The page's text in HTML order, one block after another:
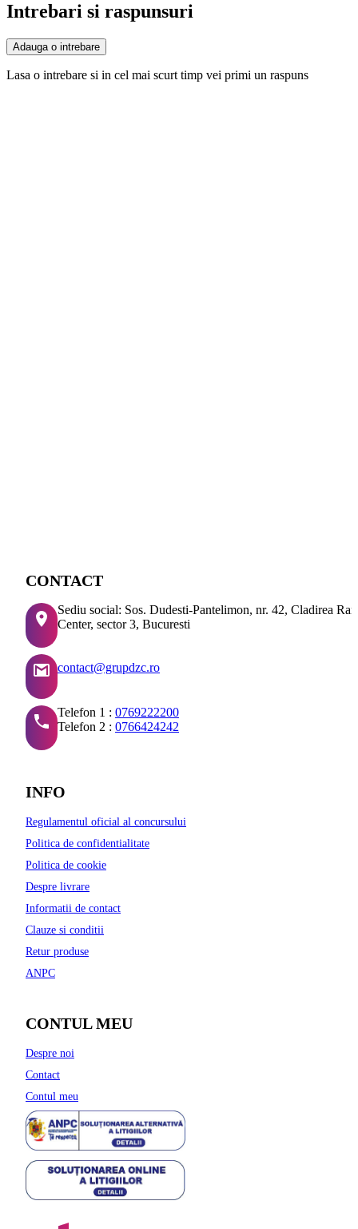
Intrebari si raspunsuri
Adauga o intrebare
Lasa o intrebare si in cel mai scurt timp vei primi un raspuns
CONTACT
Sediu social: Sos. Dudesti-Pantelimon, nr. 42, Cladirea
Center, sector 3, Bucuresti
contact@grupdzc.ro
Telefon 1 : 0769222200
Telefon 2 : 0766424242
INFO
Regulamentul oficial al concursului
Politica de confidentialitate
Politica de cookie
Despre livrare
Informatii de contact
Clauze si conditii
Retur produse
ANPC
CONTUL MEU
Despre noi
Contact
Contul meu